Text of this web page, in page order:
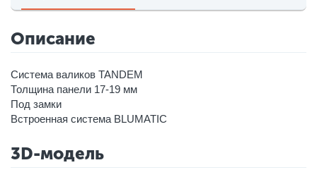
Описание
Система валиков TANDEM
Толщина панели 17-19 мм
Под замки
Встроенная система BLUMATIC
3D-модель